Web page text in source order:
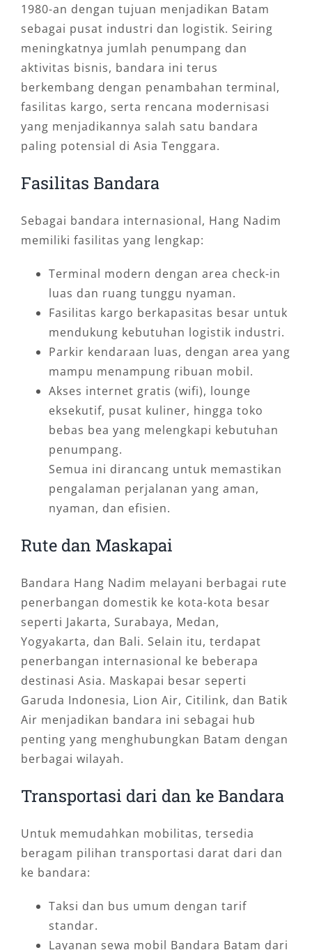
1980-an dengan tujuan menjadikan Batam
sebagai pusat industri dan logistik. Seiring
meningkatnya jumlah penumpang dan
aktivitas bisnis, bandara ini terus
berkembang dengan penambahan terminal,
fasilitas kargo, serta rencana modernisasi
yang menjadikannya salah satu bandara
paling potensial di Asia Tenggara.
Fasilitas Bandara
Sebagai bandara internasional, Hang Nadim
memiliki fasilitas yang lengkap:
Terminal modern dengan area check-in
luas dan ruang tunggu nyaman.
Fasilitas kargo berkapasitas besar untuk
mendukung kebutuhan logistik industri.
Parkir kendaraan luas, dengan area yang
mampu menampung ribuan mobil.
Akses internet gratis (wifi), lounge
eksekutif, pusat kuliner, hingga toko
bebas bea yang melengkapi kebutuhan
penumpang.
Semua ini dirancang untuk memastikan
pengalaman perjalanan yang aman,
nyaman, dan efisien.
Rute dan Maskapai
Bandara Hang Nadim melayani berbagai rute
penerbangan domestik ke kota-kota besar
seperti Jakarta, Surabaya, Medan,
Yogyakarta, dan Bali. Selain itu, terdapat
penerbangan internasional ke beberapa
destinasi Asia. Maskapai besar seperti
Garuda Indonesia, Lion Air, Citilink, dan Batik
Air menjadikan bandara ini sebagai hub
penting yang menghubungkan Batam dengan
berbagai wilayah.
Transportasi dari dan ke Bandara
Untuk memudahkan mobilitas, tersedia
beragam pilihan transportasi darat dari dan
ke bandara:
Taksi dan bus umum dengan tarif
standar.
Layanan sewa mobil Bandara Batam dari